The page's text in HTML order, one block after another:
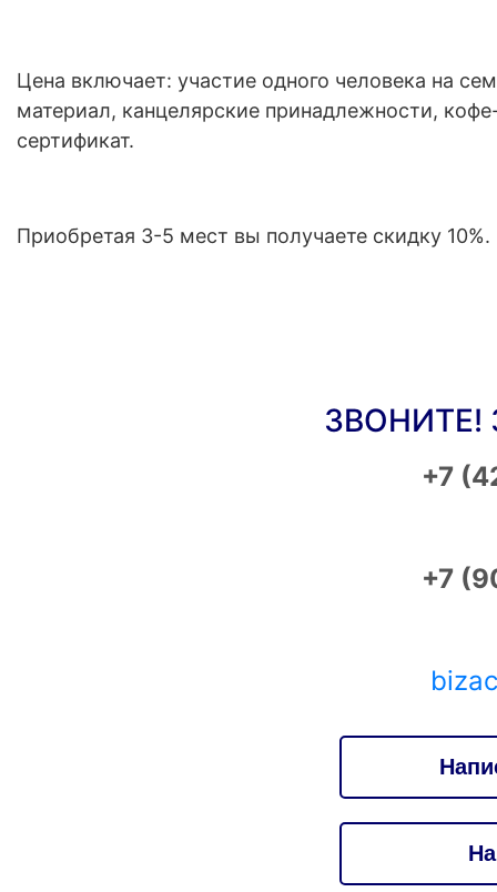
Цена включает: участие одного человека на
материал, канцелярские принадлежности,
сертификат.
Приобретая 3-5 мест вы получаете скидку 10%.
+7
+7